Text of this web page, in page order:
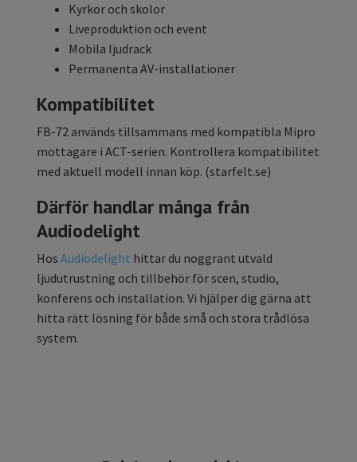
Kyrkor och skolor
Liveproduktion och event
Mobila ljudrack
Permanenta AV-installationer
Kompatibilitet
FB-72 används tillsammans med kompatibla Mipro
mottagare i ACT-serien. Kontrollera kompatibilitet
med aktuell modell innan köp. (starfelt.se)
Därför handlar många från
Audiodelight
Hos Audiodelight hittar du noggrant utvald
ljudutrustning och tillbehör för scen, studio,
konferens och installation. Vi hjälper dig gärna att
hitta rätt lösning för både små och stora trådlösa
system.